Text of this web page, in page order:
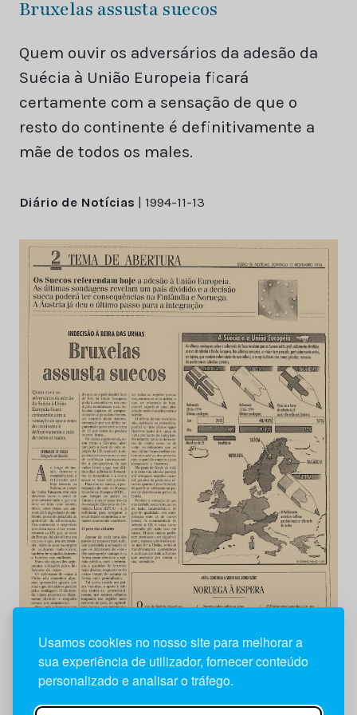
Usamos cookies no nosso site para melhorar a
sua experiência de utilizador, fornecer conteúdo
personalizado e analisar o tráfego.
Bruxelas assusta suecos
Quem ouvir os adversários da adesão da
Suécia à União Europeia ficará
certamente com a sensação de que o
resto do continente é definitivamente a
mãe de todos os males.
Diário de Notícias | 1994-11-13